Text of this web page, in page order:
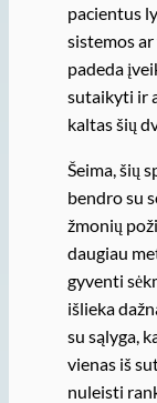
pacientus
sistemos
padeda
sutaikyti ir
kaltas šių
Šeima, šių
bendro su
žmonių
daugiau
gyventi
išlieka
su sąlyga,
vienas iš
nuleisti